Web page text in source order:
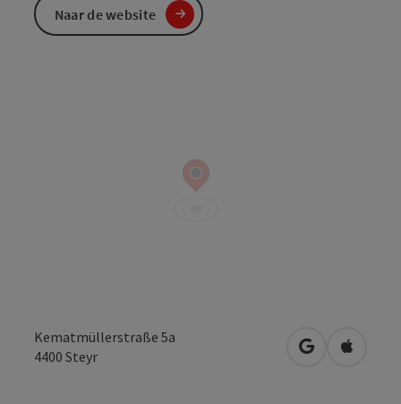
Kematmüllerstraße 5a
4400 Steyr Openen in
Naar de website